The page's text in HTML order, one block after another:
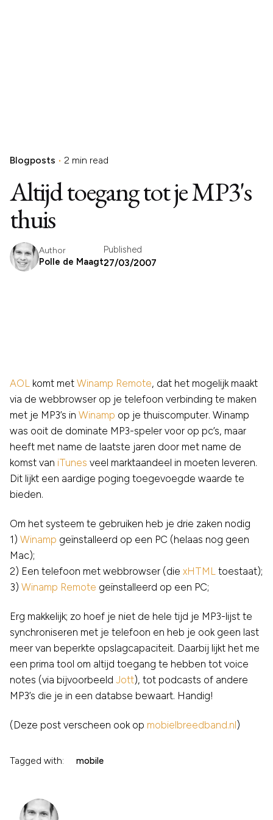
Blogposts 2 min read
Altijd toegang tot je MP3's
thuis
Author
Polle de Maagt
Published
27/03/2007
AOL komt met Winamp Remote, dat het mogelijk maakt
via de webbrowser op je telefoon verbinding te maken
met je MP3’s in Winamp op je thuiscomputer. Winamp
was ooit de dominate MP3-speler voor op pc’s, maar
heeft met name de laatste jaren door met name de
komst van iTunes veel marktaandeel in moeten leveren.
Dit lijkt een aardige poging toegevoegde waarde te
bieden.
Om het systeem te gebruiken heb je drie zaken nodig
1) Winamp geïnstalleerd op een PC (helaas nog geen
Mac);
2) Een telefoon met webbrowser (die xHTML toestaat);
3) Winamp Remote geïnstalleerd op een PC;
Erg makkelijk; zo hoef je niet de hele tijd je MP3-lijst te
synchroniseren met je telefoon en heb je ook geen last
meer van beperkte opslagcapaciteit. Daarbij lijkt het me
een prima tool om altijd toegang te hebben tot voice
notes (via bijvoorbeeld Jott), tot podcasts of andere
MP3’s die je in een databse bewaart. Handig!
(Deze post verscheen ook op mobielbreedband.nl)
Tagged with: mobile